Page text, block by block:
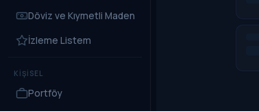
Döviz ve Kıymetli Maden
İzleme Listem
KİŞİSEL
Portföy